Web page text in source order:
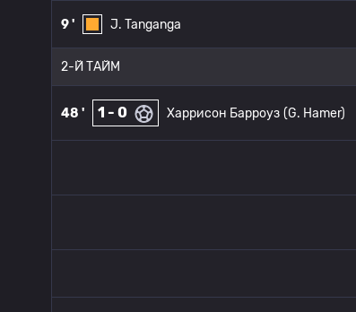
9 ' J. Tanganga
2-Й ТАЙМ
48 ' 1 - 0 Харрисон Барроуз (G. Hamer)